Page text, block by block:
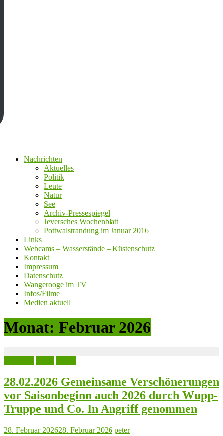
Nachrichten
Aktuelles
Politik
Leute
Natur
See
Archiv-Pressespiegel
Jeversches Wochenblatt
Pottwalstrandung im Januar 2016
Links
Webcams – Wasserstände – Küstenschutz
Kontakt
Impressum
Datenschutz
Wangerooge im TV
Infos/Filme
Medien aktuell
Monat: Februar 2026
28.02.2026 Gemeinsame Verschönerungen
vor Saisonbeginn auch 2026 durch Wupp-
Truppe und Co. In Angriff genommen
28. Februar 202628. Februar 2026 peter